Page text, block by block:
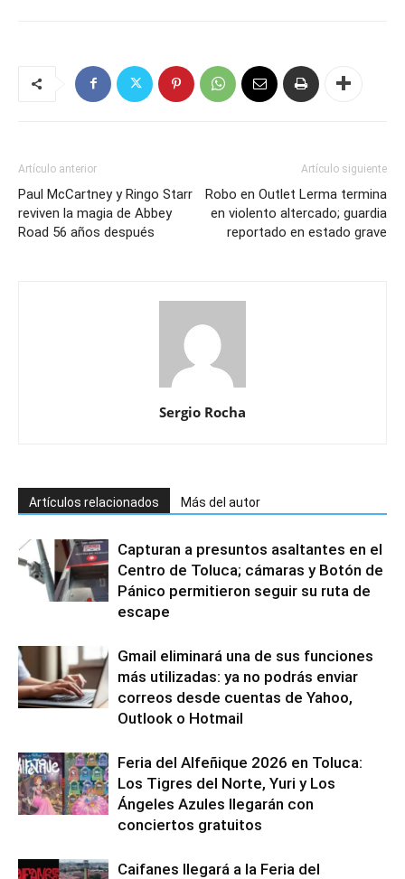
Artículo anterior
Paul McCartney y Ringo Starr
reviven la magia de Abbey
Road 56 años después
Artículo siguiente
Robo en Outlet Lerma termina
en violento altercado; guardia
reportado en estado grave
Sergio Rocha
Artículos relacionados Más del autor
Capturan a presuntos asaltantes en el
Centro de Toluca; cámaras y Botón de
Pánico permitieron seguir su ruta de
escape
Gmail eliminará una de sus funciones
más utilizadas: ya no podrás enviar
correos desde cuentas de Yahoo,
Outlook o Hotmail
Feria del Alfeñique 2026 en Toluca:
Los Tigres del Norte, Yuri y Los
Ángeles Azules llegarán con
conciertos gratuitos
Caifanes llegará a la Feria del